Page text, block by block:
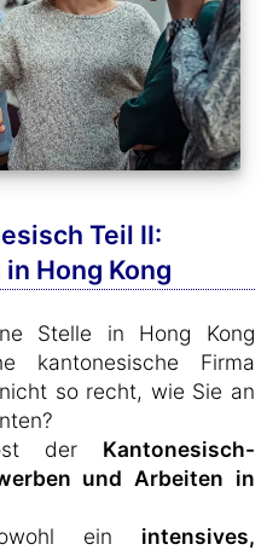
Teil II:
Hong Kong
Stelle in Hong Kong
kantonesische Firma
so recht, wie Sie an
der Kantonesisch-
und Arbeiten in
ein intensives,